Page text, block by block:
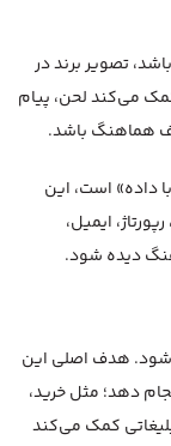
تصویر برند در
می‌کند لحن، پیام
هماهنگ باشد.
داده» است، این
ایمیل،
دیده شود.
هدف اصلی این
دهد؛ مثل خرید،
کمک می‌کند